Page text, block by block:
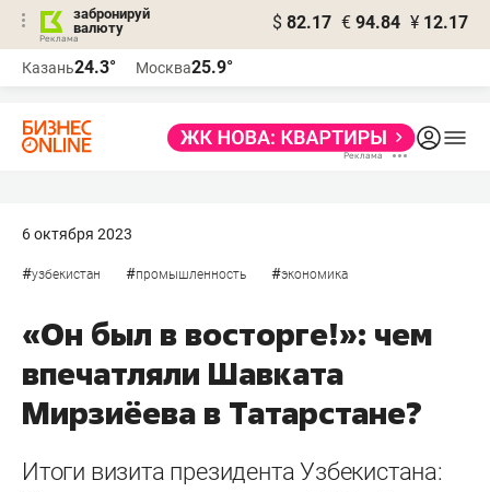
забронируй
валюту
$ 82.17 € 94.84 ¥ 12.17
Казань24.3° Москва25.9°
6 октября 2023
#узбекистан #промышленность #экономика
«Он был в восторге!»: чем
впечатляли Шавката
Мирзиёева в Татарстане?
Итоги визита президента Узбекистана: